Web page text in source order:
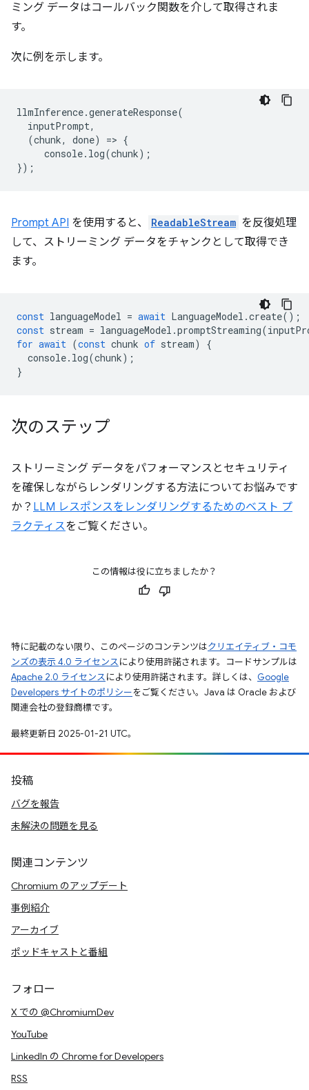
ミング データはコールバック関数を介して取得されま
す。
次に例を示します。
llmInference.generateResponse(
inputPrompt,
(chunk, done) => {
console. log(chunk);
});
Prompt API を使用すると、 ReadableStream を反復処理
して、ストリーミング データをチャンクとして取得でき
ます。
const languageModel = await LanguageModel .create();
const stream = languageModel .promptStreaming(
for await (const chunk of stream)
{
console. log(chunk);
}
次のステップ
ストリーミング データをパフォーマンスとセキュリティ
を確保しながらレンダリングする方法についてお悩みです
か？ LLM レスポンスをレンダリングするためのベスト プ
ラクティスをご覧ください。
この情報は役に立ちましたか？
特に記載のない限り、このページのコンテンツはクリエイティブ・コモ
ンズの表示 4.0 ライセンスにより使用許諾されます。コードサンプルは
Apache 2.0 ライセンスにより使用許諾されます。詳しくは、 Google
Developers サイトのポリシーをご覧ください。Java は Oracle および
関連会社の登録商標です。
最終更新日 2025-01-21 UTC。
投稿
バグを報告
未解決の問題を見る
関連コンテンツ
Chromium のアップデート
事例紹介
アーカイブ
ポッドキャストと番組
フォロー
X での @ChromiumDev
YouTube
LinkedIn の Chrome for Developers
RSS